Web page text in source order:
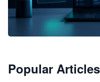
JimoClaw 桌面 AI
Popular Articles